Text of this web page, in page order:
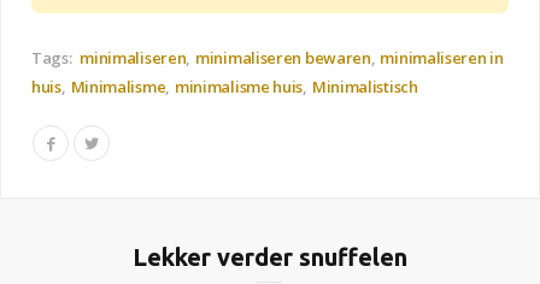
Tags: minimaliseren minimaliseren bewaren minimaliseren in
huis Minimalisme minimalisme huis Minimalistisch
Lekker verder snuffelen